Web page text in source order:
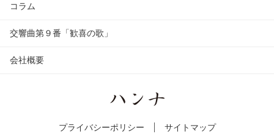
コラム
交響曲第９番「歓喜の歌」
会社概要
プライバシーポリシー サイトマップ